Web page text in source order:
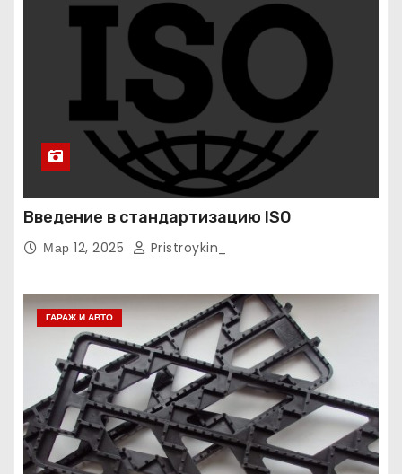
Введение в стандартизацию ISO
Мар 12, 2025 Pristroykin_
ГАРАЖ И АВТО